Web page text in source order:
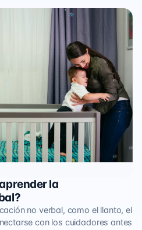
la
no verbal, como el llanto, el
con los cuidadores antes